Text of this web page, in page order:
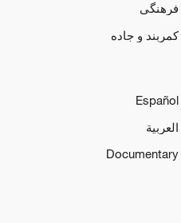
فرهنگی
کمربند و جاده
Español
العربية
Documentary